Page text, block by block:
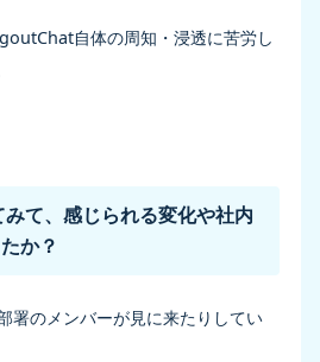
自体の周知・浸透に苦労し
て、感じられる変化や社内
か？
署のメンバーが見に来たりしてい